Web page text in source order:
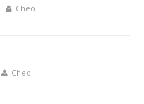
Cheo
Cheo